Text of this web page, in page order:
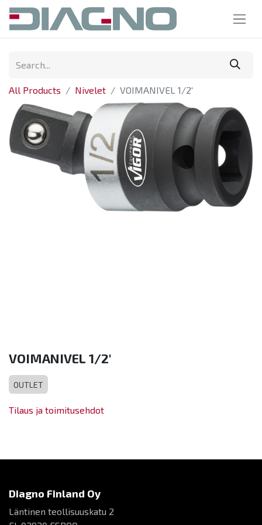
All Products Nivelet VOIMANIVEL 1/2'
VOIMANIVEL 1/2'
OUTLET
Tilaus ja toimitusehdot
Diagno Finland Oy
Läntinen teollisuuskatu 2